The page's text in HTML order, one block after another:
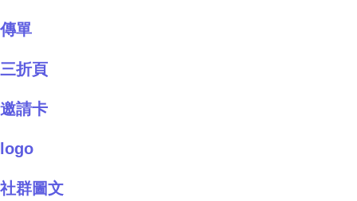
傳單
三折頁
邀請卡
logo
社群圖文